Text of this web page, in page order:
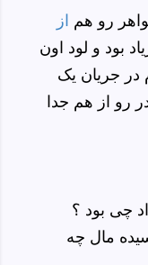
رو هم از
بود و لود اون
جریان یک
رو از هم جدا
چی بود ؟
مال چه